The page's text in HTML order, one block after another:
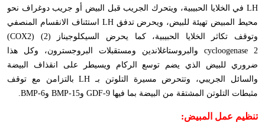
LH في الخلايا الحبيبية، ويتحرك الجريب قبل البيض أو جريب دوغراف نحو
محيط المبيض تهيئة للبيض، ويحرض تدفقLH استئناف الانقسام المنصفي
وتوقف تكاثر الخلايا الحبيبية، كما يحرض السيكلوجيناز (2)
(COX2)
cycloogenase 2 والبروستاغلاندين ومستقبلات البروجسترون، وكل هذا
ضروري للبيض الذي يضم توسع الركام ويسيطر على انقذاف البيضة
والسائل الجريبي، وتتحرض مسيرة التلوتن بـ LHبالتزامن مع توقف
مثبطات التلوتن المشتقة من البيضة بما فيها GDF-9 وBMP-15 وBMP-6
.
تنظيم عمل المبيض: